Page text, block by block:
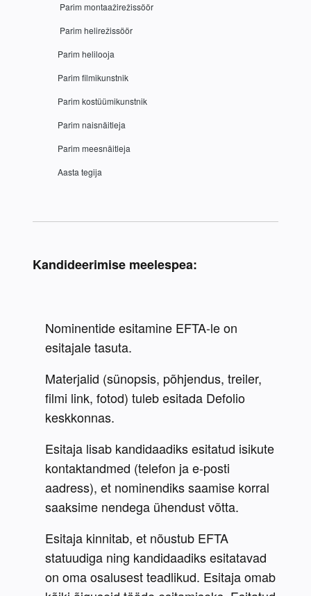
Parim montaažirežissöör
Parim helirežissöör
Parim helilooja
Parim filmikunstnik
Parim kostüümikunstnik
Parim naisnäitleja
Parim meesnäitleja
Aasta tegija
Kandideerimise meelespea:
Nominentide esitamine EFTA-le on
esitajale tasuta.
Materjalid (sünopsis, põhjendus, treiler,
filmi link, fotod) tuleb esitada Defolio
keskkonnas.
Esitaja lisab kandidaadiks esitatud isikute
kontaktandmed (telefon ja e-posti
aadress), et nominendiks saamise korral
saaksime nendega ühendust võtta.
Esitaja kinnitab, et nõustub EFTA
statuudiga ning kandidaadiks esitatavad
on oma osalusest teadlikud. Esitaja omab